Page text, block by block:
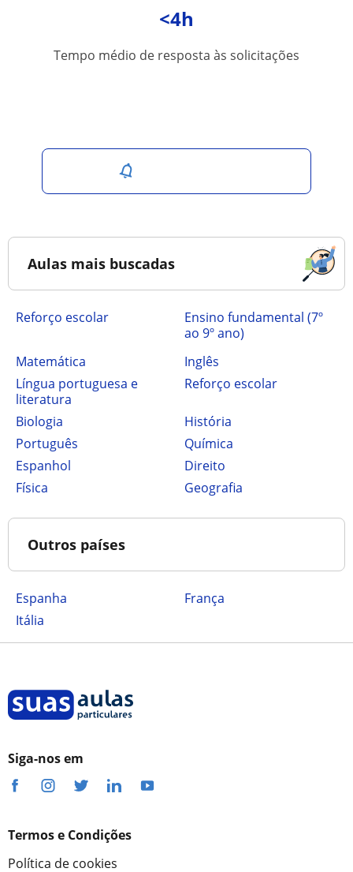
<4h
Tempo médio de resposta às solicitações
Aulas mais buscadas
Reforço escolar
ensino fundamental (7º
ao 9º ano)
Matemática
Inglês
Língua portuguesa e
literatura
Reforço escolar
Biologia
História
Português
Química
Espanhol
Direito
Física
Geografia
Outros países
Espanha
França
Itália
Siga-nos em
Termos e Condições
Política de cookies